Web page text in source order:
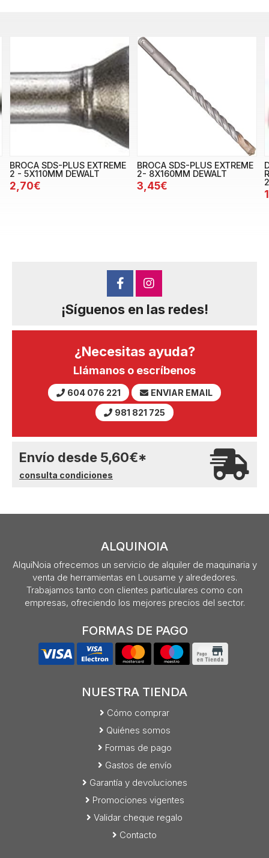
BROCA SDS-PLUS EXTREME
2 - 5X110MM DEWALT
2,70€
BROCA SDS-PLUS EXTREME
2- 8X160MM DEWALT
3,45€
¡Síguenos en las redes!
¿Necesitas ayuda?
Llámanos o escríbenos
604 076 221
ENVIAR EMAIL
981 821 725
Envío desde 5,60€*
consulta condiciones
ALQUINOIA
AlquiNoia ofrecemos un servicio de alquiler de maquinaria y
venta de herramientas en Lousame y alrededores.
Trabajamos tanto con clientes particulares como con
empresas, ofreciendo los mejores precios del sector.
FORMAS DE PAGO
NUESTRA TIENDA
Cómo comprar
Quiénes somos
Formas de pago
Gastos de envío
Garantía y devoluciones
Promociones vigentes
Validar cheque regalo
Contacto